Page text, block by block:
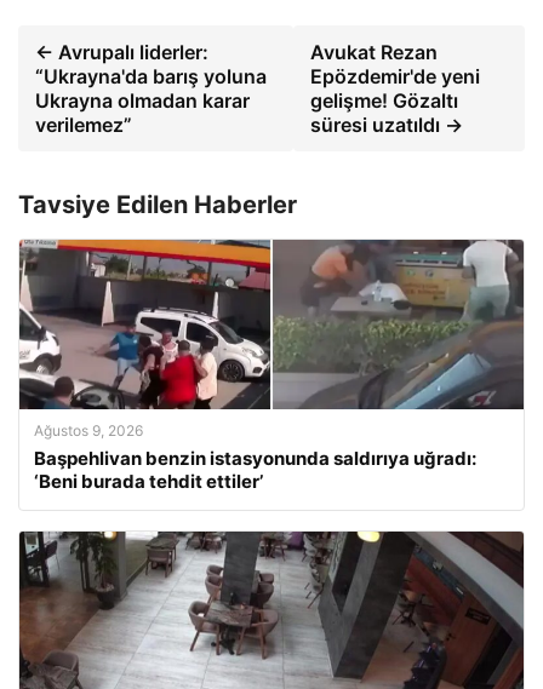
← Avrupalı liderler:
“Ukrayna'da barış yoluna
Ukrayna olmadan karar
verilemez”
Avukat Rezan
Epözdemir'de yeni
gelişme! Gözaltı
süresi uzatıldı →
Tavsiye Edilen Haberler
Ağustos 9, 2026
Başpehlivan benzin istasyonunda saldırıya uğradı:
‘Beni burada tehdit ettiler’